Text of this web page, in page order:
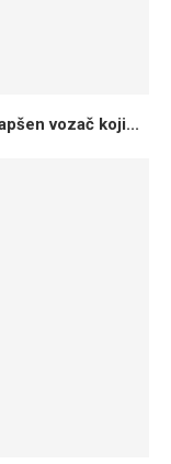
vozač koji...